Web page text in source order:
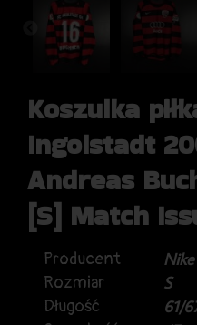
Koszulka
Ingolstadt
Andreas
[S] Match
Producent
Nike
Rozmiar
S
Długość
61/